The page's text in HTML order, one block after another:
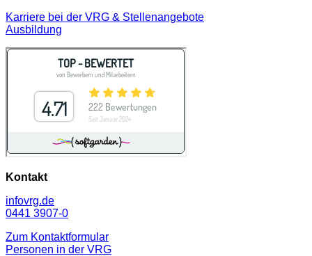
Karriere bei der VRG & Stellenangebote
Ausbildung
Kontakt
infovrg.de
0441 3907-0
Zum Kontaktformular
Personen in der VRG